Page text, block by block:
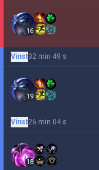
16
Vinst32 min 49 s
19
Vinst26 min 04 s
18